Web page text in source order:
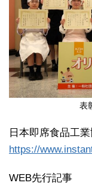
表
日本即席食品工
https://
WEB先行記事